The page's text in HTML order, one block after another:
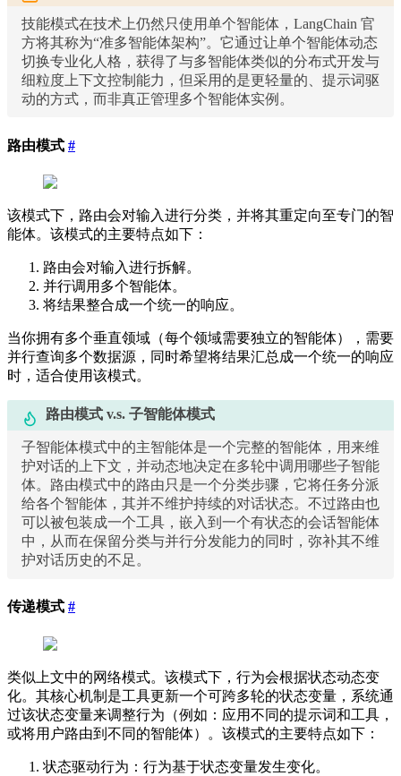
技能模式在技术上仍然只使用单个智能体，LangChain 官
方将其称为“准多智能体架构”。它通过让单个智能体动态
切换专业化人格，获得了与多智能体类似的分布式开发与
细粒度上下文控制能力，但采用的是更轻量的、提示词驱
动的方式，而非真正管理多个智能体实例。
路由模式 #
该模式下，路由会对输入进行分类，并将其重定向至专门的智
能体。该模式的主要特点如下：
路由会对输入进行拆解。
并行调用多个智能体。
将结果整合成一个统一的响应。
当你拥有多个垂直领域（每个领域需要独立的智能体），需要
并行查询多个数据源，同时希望将结果汇总成一个统一的响应
时，适合使用该模式。
路由模式 v.s. 子智能体模式
子智能体模式中的主智能体是一个完整的智能体，用来维
护对话的上下文，并动态地决定在多轮中调用哪些子智能
体。路由模式中的路由只是一个分类步骤，它将任务分派
给各个智能体，其并不维护持续的对话状态。不过路由也
可以被包装成一个工具，嵌入到一个有状态的会话智能体
中，从而在保留分类与并行分发能力的同时，弥补其不维
护对话历史的不足。
传递模式 #
类似上文中的网络模式。该模式下，行为会根据状态动态变
化。其核心机制是工具更新一个可跨多轮的状态变量，系统通
过该状态变量来调整行为（例如：应用不同的提示词和工具，
或将用户路由到不同的智能体）。该模式的主要特点如下：
状态驱动行为：行为基于状态变量发生变化。